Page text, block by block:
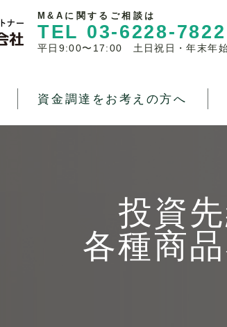
M&Aに関するご相談は
TEL 03-6228-7822
平日9:00〜17:00 土日祝日・年末年
資金調達をお考えの方へ
投資
各種商